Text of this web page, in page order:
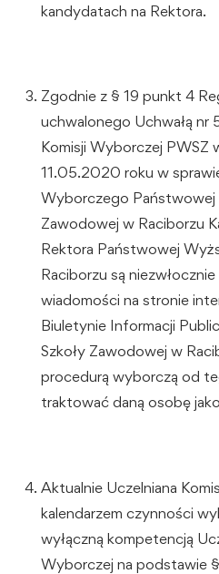
kandydatach na Rektora.
Zgodnie z § 19 punkt 4
uchwalonego Uchwałą
Komisji Wyborczej PWSZ
11.05.2020 roku w
Wyborczego Państwowej
Zawodowej w Raciborzu
Rektora Państwowej
Raciborzu są
wiadomości na stronie
Biuletynie Informacji
Szkoły Zawodowej w
procedurą wyborczą od
traktować daną osobę
Aktualnie Uczelniana
kalendarzem czynności
wyłączną kompetencją
Wyborczej na podstawie